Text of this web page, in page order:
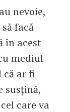
nevoie,
facă
în acest
mediul
că ar fi
susțină,
care va